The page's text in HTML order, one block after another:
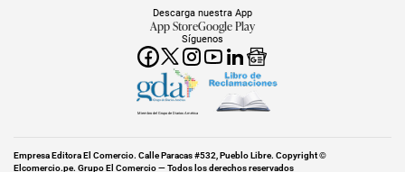
Síguenos
Descarga nuestra App
App StoreGoogle Play
Miembro del Grupo de Diarios América
Empresa Editora El Comercio. Calle Paracas #532, Pueblo Libre. Copyright ©
Elcomercio.pe. Grupo El Comercio — Todos los derechos reservados